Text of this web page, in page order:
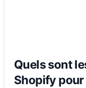
Quels sont
Shopify